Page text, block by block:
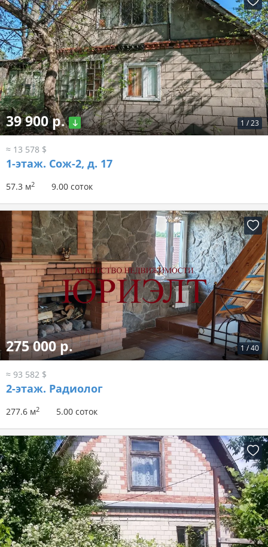
1 /23
39 900 р.
≈ 13 578 $
1-этаж. Сож-2, д. 17
57.3 м2 9.00 соток
1 /40
275 000 р.
≈ 93 582 $
2-этаж. Радиолог
277.6 м2 5.00 соток